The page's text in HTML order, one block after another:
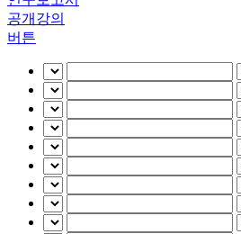
공개강의
버튼